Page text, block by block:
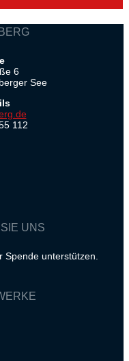
6
See
112
UNS
unterstützen.